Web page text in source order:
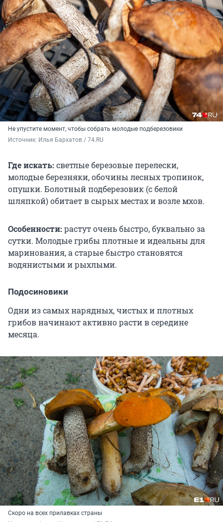
Не упустите момент, чтобы собрать молодые подберезовики
Источник: Илья Бархатов / 74.RU
Где искать: светлые березовые перелески,
молодые березняки, обочины лесных тропинок,
опушки. Болотный подберезовик (с белой
шляпкой) обитает в сырых местах и возле мхов.
Особенности: растут очень быстро, буквально за
сутки. Молодые грибы плотные и идеальны для
маринования, а старые быстро становятся
водянистыми и рыхлыми.
Подосиновики
Одни из самых нарядных, чистых и плотных
грибов начинают активно расти в середине
месяца.
Скоро на всех прилавках страны